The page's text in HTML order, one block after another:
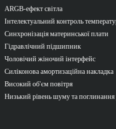
ARGB-ефект світла
Інтелектуальний контроль
Синхронізація материнської плати
Гідравлічний підшипник
Чоловічий жіночий інтерфейс
Силіконова амортизаційна накладка
Високий об'єм повітря
Низький рівень шуму та поглинання